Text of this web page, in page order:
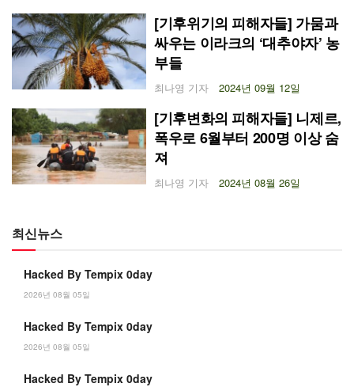
[기후위기의 피해자들] 가뭄과
싸우는 이라크의 ‘대추야자’ 농
부들
최나영 기자 2024년 09월 12일
[기후변화의 피해자들] 니제르,
폭우로 6월부터 200명 이상 숨
져
최나영 기자 2024년 08월 26일
최신뉴스
Hacked By Tempix 0day
2026년 08월 05일
Hacked By Tempix 0day
2026년 08월 05일
Hacked By Tempix 0day